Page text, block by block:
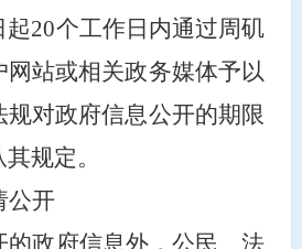
起20个工作日内通过周矶
站或相关政务媒体予以
对政府信息公开的期限
规定。
公开
政府信息外，公民、法